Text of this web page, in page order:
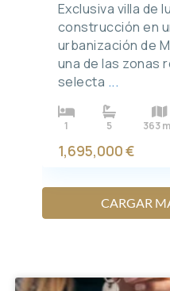
Exclusiva villa de
construcción en
urbanización de
una de las zonas
selecta ...
1 5 363 m
1,695,000 €
CARGAR